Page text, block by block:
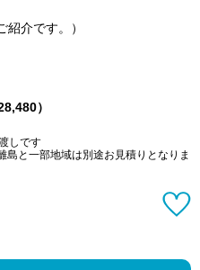
介です。）
）
しです
島と一部地域は別途お見積りとなりま